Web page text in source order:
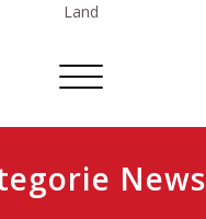
Land
Schalte
News